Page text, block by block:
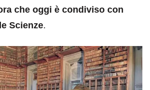
che oggi è condiviso con
Scienze.